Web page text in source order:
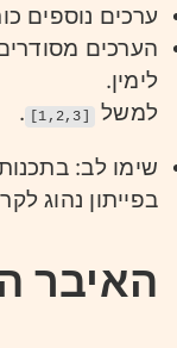
ערכים נוספים
הערכים
לימין.
למשל
[1,2,3]
.
שימו לב:
בפייתון נהוג
האיבר